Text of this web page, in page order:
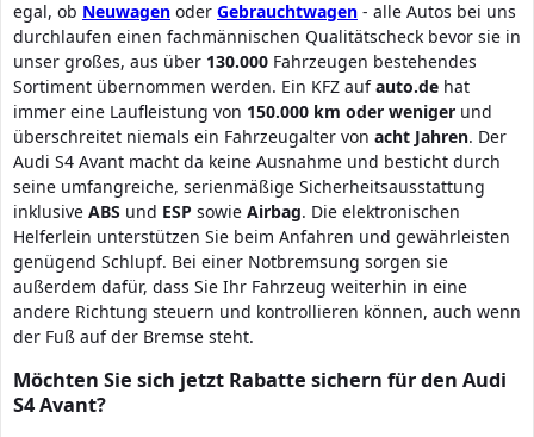
egal, ob Neuwagen oder Gebrauchtwagen - alle Autos bei uns
durchlaufen einen fachmännischen Qualitätscheck bevor sie in
unser großes, aus über 130.000 Fahrzeugen bestehendes
Sortiment übernommen werden. Ein KFZ aufauto.de hat
immer eine Laufleistung von 150.000 km oder weniger und
überschreitet niemals ein Fahrzeugalter von acht Jahren. Der
Audi S4 Avant macht da keine Ausnahme und besticht durch
seine umfangreiche, serienmäßige Sicherheitsausstattung
inklusive ABS und ESP sowie Airbag. Die elektronischen
Helferlein unterstützen Sie beim Anfahren und gewährleisten
genügend Schlupf. Bei einer Notbremsung sorgen sie
außerdem dafür, dass Sie Ihr Fahrzeug weiterhin in eine
andere Richtung steuern und kontrollieren können, auch wenn
der Fuß auf der Bremse steht.
Möchten Sie sich jetzt Rabatte sichern für den Audi
S4 Avant?